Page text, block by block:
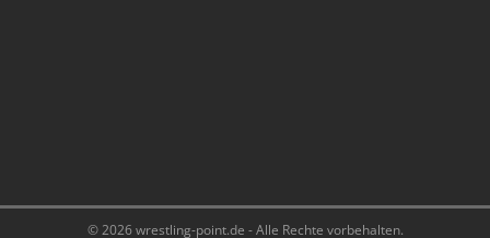
© 2026 wrestling-point.de - Alle Rechte vorbehalten.